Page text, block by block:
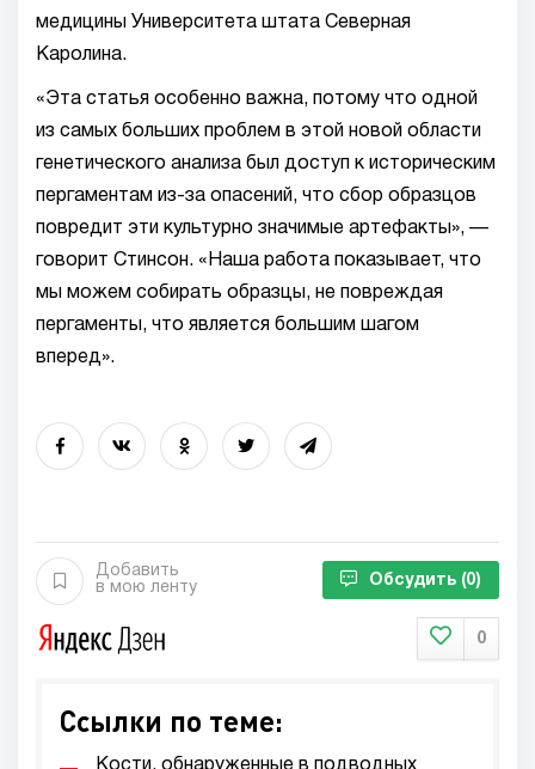
медицины Университета штата Северная
Каролина.
«Эта статья особенно важна, потому что одной
из самых больших проблем в этой новой области
генетического анализа был доступ к историческим
пергаментам из-за опасений, что сбор образцов
повредит эти культурно значимые артефакты», —
говорит Стинсон. «Наша работа показывает, что
мы можем собирать образцы, не повреждая
пергаменты, что является большим шагом
вперед».
Добавить
в мою ленту
Обсудить (0)
0
Ссылки по теме:
Кости, обнаруженные в подводных